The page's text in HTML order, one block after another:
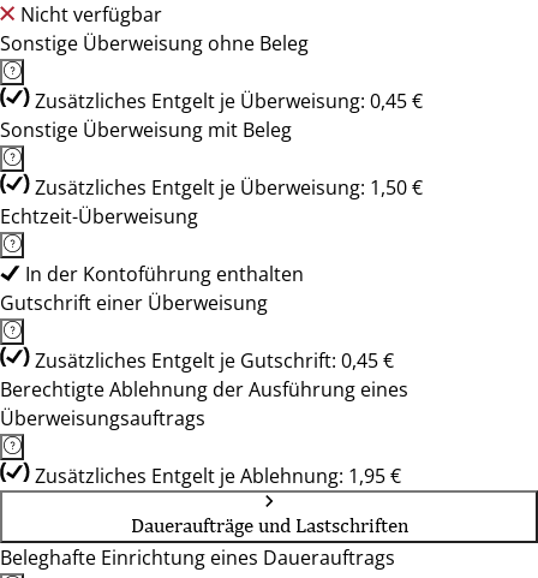
Nicht verfügbar
Sonstige Überweisung ohne Beleg
Zusätzliches Entgelt je Überweisung: 0,45 €
Sonstige Überweisung mit Beleg
Zusätzliches Entgelt je Überweisung: 1,50 €
Echtzeit-Überweisung
In der Kontoführung enthalten
Gutschrift einer Überweisung
Zusätzliches Entgelt je Gutschrift: 0,45 €
Berechtigte Ablehnung der Ausführung eines
Überweisungsauftrags
Zusätzliches Entgelt je Ablehnung: 1,95 €
Daueraufträge und Lastschriften
Beleghafte Einrichtung eines Dauerauftrags